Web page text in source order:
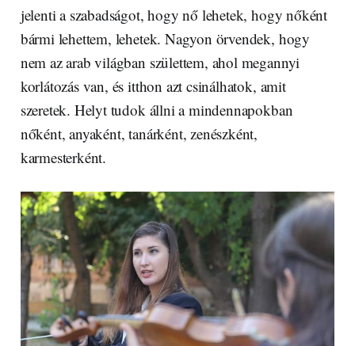
jelenti a szabadságot, hogy nő lehetek, hogy nőként
bármi lehettem, lehetek. Nagyon örvendek, hogy
nem az arab világban születtem, ahol megannyi
korlátozás van, és itthon azt csinálhatok, amit
szeretek. Helyt tudok állni a mindennapokban
nőként, anyaként, tanárként, zenészként,
karmesterként.